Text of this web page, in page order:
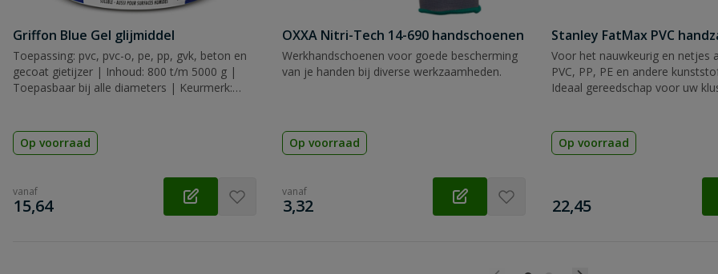
Griffon Blue Gel glijmiddel
Toepassing: pvc, pvc-o, pe, pp, gvk, beton en
gecoat gietijzer | Inhoud: 800 t/m 5000 g |
Toepasbaar bij alle diameters | Keurmerk:
Op voorraad
vanaf
€
15,64
OXXA Nitri-Tech 14-690 handschoenen
Werkhandschoenen voor goede bescherming
van je handen bij diverse werkzaamheden.
Op voorraad
vanaf
€
3,32
Stanley FatMax PVC
Voor het nauwkeurig en netjes
PVC, PP, PE en andere
Ideaal gereedschap voor uw
Op voorraad
€
22,45